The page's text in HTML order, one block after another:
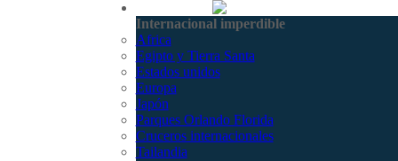
Internacional imperdible
Africa
Egipto y Tierra Santa
Estados unidos
Europa
Japón
Parques Orlando Florida
Cruceros internacionales
Tailandia